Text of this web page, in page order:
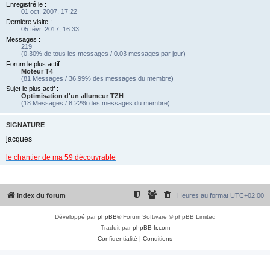
Enregistré le :
01 oct. 2007, 17:22
Dernière visite :
05 févr. 2017, 16:33
Messages :
219
(0.30% de tous les messages / 0.03 messages par jour)
Forum le plus actif :
Moteur T4
(81 Messages / 36.99% des messages du membre)
Sujet le plus actif :
Optimisation d'un allumeur TZH
(18 Messages / 8.22% des messages du membre)
SIGNATURE
jacques
le chantier de ma 59 découvrable
Index du forum Heures au format UTC+02:00
Développé parphpBB® Forum Software © phpBB Limited
Traduit parphpBB-fr.com
Confidentialité | Conditions